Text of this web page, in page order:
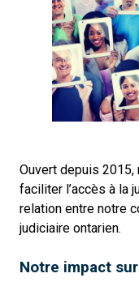
du
Centre
Ouvert depuis 2015,
faciliter l’accès à la
relation entre notre
judiciaire ontarien.
Notre impact